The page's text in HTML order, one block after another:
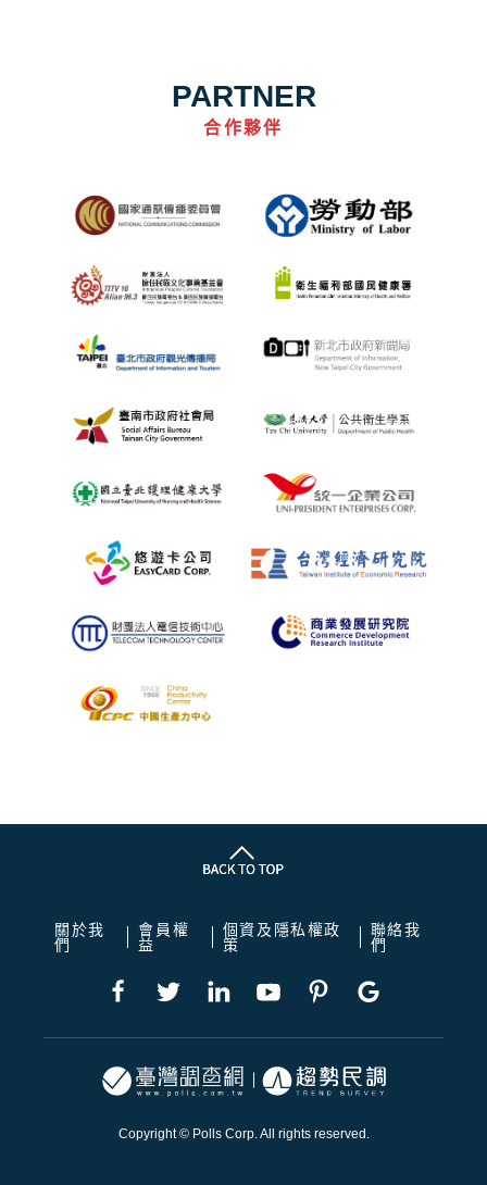
PARTNER
合作夥伴
關於我
們
會員權
益
個資及隱私權政
策
聯絡我
們
Copyright © Polls Corp. All rights reserved.